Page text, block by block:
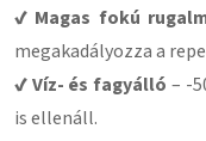
✔ Magas fokú
megakadályozza a
✔ Víz- és fagyálló – -
is ellenáll.